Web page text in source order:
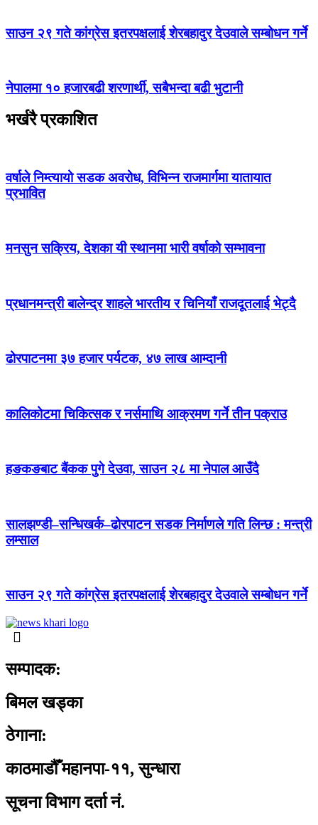
साउन २९ गते कांग्रेस इतरपक्षलाई शेरबहादुर देउवाले सम्बोधन गर्ने
नेपालमा १० हजारबढी शरणार्थी, सबैभन्दा बढी भुटानी
भर्खरै प्रकाशित
वर्षाले निम्त्यायो सडक अवरोध, विभिन्न राजमार्गमा यातायात
प्रभावित
मनसुन सक्रिय, देशका यी स्थानमा भारी वर्षाको सम्भावना
प्रधानमन्त्री बालेन्द्र शाहले भारतीय र चिनियाँ राजदूतलाई भेट्दै
ढोरपाटनमा ३७ हजार पर्यटक, ४७ लाख आम्दानी
कालिकोटमा चिकित्सक र नर्समाथि आक्रमण गर्ने तीन पक्राउ
हङकङबाट बैंकक पुगे देउवा, साउन २८ मा नेपाल आउँदै
सालझण्डी–सन्धिखर्क–ढोरपाटन सडक निर्माणले गति लिन्छ : मन्त्री
लम्साल
साउन २९ गते कांग्रेस इतरपक्षलाई शेरबहादुर देउवाले सम्बोधन गर्ने
सम्पादक:
बिमल खड्का
ठेगाना:
काठमाडौँ महानपा-११, सुन्धारा
सूचना विभाग दर्ता नं.